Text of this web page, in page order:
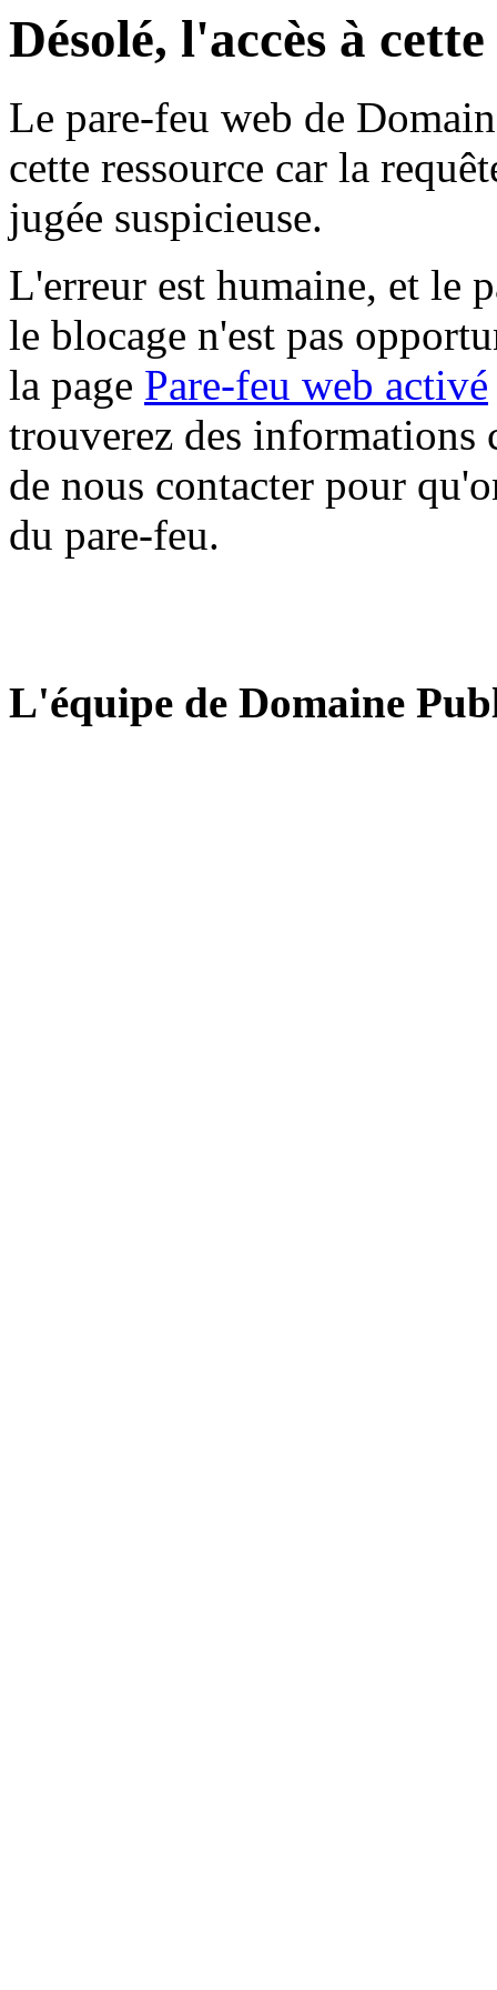
Désolé, l'accès à
Le pare-feu web de
cette ressource car la
jugée suspicieuse.
L'erreur est humaine, et le
le blocage n'est pas
la page Pare-feu web activé
trouverez des informations
de nous contacter pour
du pare-feu.
L'équipe de Domaine